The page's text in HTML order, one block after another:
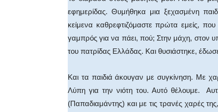
εφημερίδας. Θυμήθηκα μια ξεχασμένη
κείμενα καθρεφτιζόμαστε πρώτα εμείς,
γαμπρός για να πάει, πού; Στην μάχη, στον
του πατρίδας Ελλάδας. Και θυσιάστηκε,
Και τα παιδιά άκουγαν με συγκίνηση. Με
Λύπη για την νιότη του. Αυτό θέλουμε.
(Παπαδιαμάντης) και με τις τρανές χαρές